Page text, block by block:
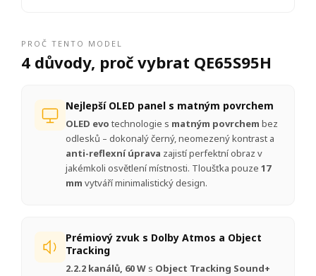
PROČ TENTO MODEL
4 důvody, proč vybrat QE65S95H
Nejlepší OLED panel s matným povrchem
OLED evo technologie s matným povrchem bez
odlesků – dokonalý černý, neomezený kontrast a
anti-reflexní úprava zajistí perfektní obraz v
jakémkoli osvětlení místnosti. Tloušťka pouze 17
mm vytváří minimalistický design.
Prémiový zvuk s Dolby Atmos a Object
Tracking
2.2.2 kanálů, 60 W s Object Tracking Sound+